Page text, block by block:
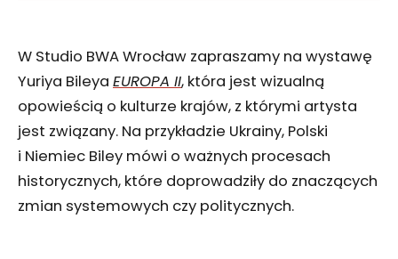
W Studio BWA Wrocław zapraszamy na wystawę
Yuriya Bileya EUROPA II, która jest wizualną
opowieścią o kulturze krajów, z którymi artysta
jest związany. Na przykładzie Ukrainy, Polski
i Niemiec Biley mówi o ważnych procesach
historycznych, które doprowadziły do znaczących
zmian systemowych czy politycznych.